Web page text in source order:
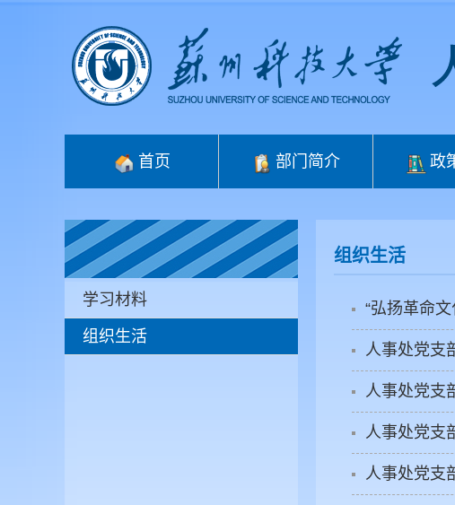
首页 部门简介 政
学习材料
组织生活
组织生活
“弘扬革命
人事处党支
人事处党支
人事处党支
人事处党支